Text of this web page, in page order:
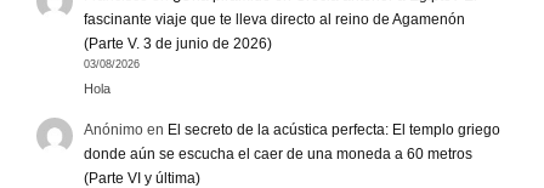
fascinante viaje que te lleva directo al reino de Agamenón
(Parte V. 3 de junio de 2026)
03/08/2026
Hola
Anónimo en El secreto de la acústica perfecta: El templo griego
donde aún se escucha el caer de una moneda a 60 metros
(Parte VI y última)